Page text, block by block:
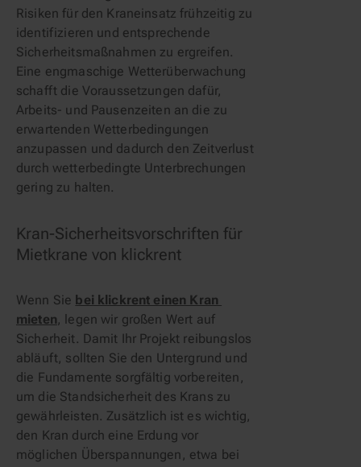
Risiken für den Kraneinsatz frühzeitig zu
identifizieren und entsprechende
Sicherheitsmaßnahmen zu ergreifen.
Eine engmaschige Wetterüberwachung
schafft die Voraussetzungen dafür,
Arbeits- und Pausenzeiten an die zu
erwartenden Wetterbedingungen
anzupassen und dadurch den Zeitverlust
durch wetterbedingte Unterbrechungen
gering zu halten.
Kran-Sicherheitsvorschriften für
Mietkrane von klickrent
Wenn Sie bei klickrent einen Kran
mieten, legen wir großen Wert auf
Sicherheit. Damit Ihr Projekt reibungslos
abläuft, sollten Sie den Untergrund und
die Fundamente sorgfältig vorbereiten,
um die Standsicherheit des Krans zu
gewährleisten. Zusätzlich ist es wichtig,
den Kran durch eine Erdung vor
möglichen Überspannungen, etwa bei